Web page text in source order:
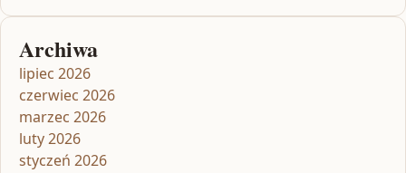
Archiwa
lipiec 2026
czerwiec 2026
marzec 2026
luty 2026
styczeń 2026